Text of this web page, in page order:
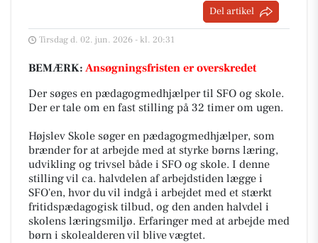
Del artikel
Tirsdag d. 02. jun. 2026 - kl. 20:31
BEMÆRK: Ansøgningsfristen er overskredet
Der søges en pædagogmedhjælper til SFO og skole.
Der er tale om en fast stilling på 32 timer om ugen.
Højslev Skole søger en pædagogmedhjælper, som
brænder for at arbejde med at styrke børns læring,
udvikling og trivsel både i SFO og skole. I denne
stilling vil ca. halvdelen af arbejdstiden lægge i
SFO'en, hvor du vil indgå i arbejdet med et stærkt
fritidspædagogisk tilbud, og den anden halvdel i
skolens læringsmiljø. Erfaringer med at arbejde med
børn i skolealderen vil blive vægtet.